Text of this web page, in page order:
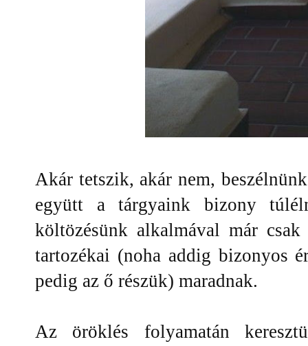
Akár tetszik, akár nem,
együtt a tárgyaink bizony
költözésünk alkalmával már
tartozékai (noha addig bizonyos
pedig az ő részük) maradnak.
Az öröklés folyamatán